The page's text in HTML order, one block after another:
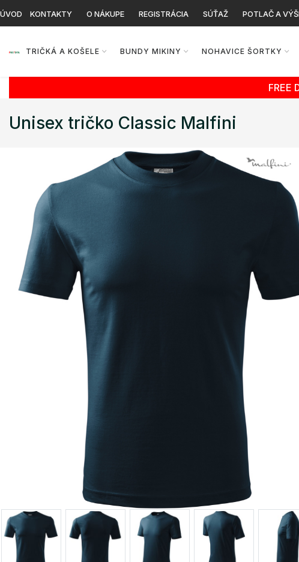
ÚVOD KONTAKTY O NÁKUPE REGISTRÁCIA SÚŤAŽ POTLAČ A
TRIČKÁ A KOŠELE BUNDY MIKINY NOHAVICE ŠORTKY
FREE
Unisex tričko Classic Malfini